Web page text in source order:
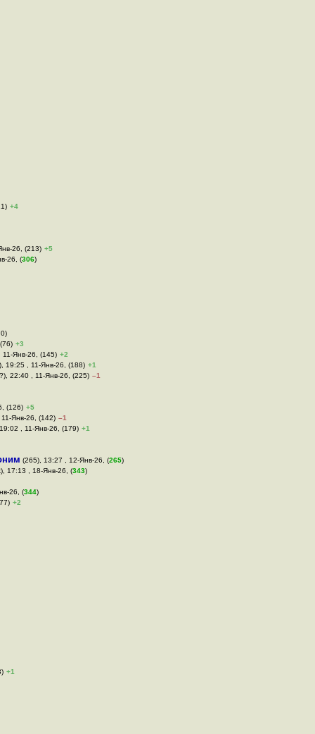
+4
26, (213) +5
26, (306)
+3
Янв-26, (145) +2
19:25 , 11-Янв-26, (188) +1
22:40 , 11-Янв-26, (225) –1
(126) +5
Янв-26, (142) –1
, 11-Янв-26, (179) +1
(265), 13:27 , 12-Янв-26, (265)
17:13 , 18-Янв-26, (343)
26, (344)
+2
+1